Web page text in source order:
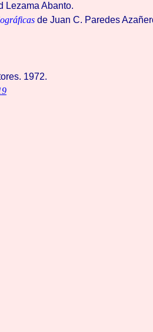
Lezama Abanto.
de Juan C. Paredes
1972.